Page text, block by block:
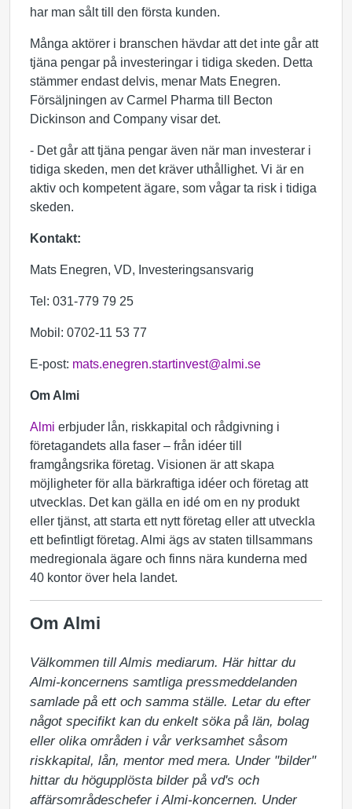
har man sålt till den första kunden.
Många aktörer i branschen hävdar att det inte går att
tjäna pengar på investeringar i tidiga skeden. Detta
stämmer endast delvis, menar Mats Enegren.
Försäljningen av Carmel Pharma till Becton
Dickinson and Company visar det.
- Det går att tjäna pengar även när man investerar i
tidiga skeden, men det kräver uthållighet. Vi är en
aktiv och kompetent ägare, som vågar ta risk i tidiga
skeden.
Kontakt:
Mats Enegren, VD, Investeringsansvarig
Tel: 031-779 79 25
Mobil: 0702-11 53 77
E-post: mats.enegren.startinvest@almi.se
Om Almi
Almi erbjuder lån, riskkapital och rådgivning i
företagandets alla faser – från idéer till
framgångsrika företag. Visionen är att skapa
möjligheter för alla bärkraftiga idéer och företag att
utvecklas. Det kan gälla en idé om en ny produkt
eller tjänst, att starta ett nytt företag eller att utveckla
ett befintligt företag. Almi ägs av staten tillsammans
medregionala ägare och finns nära kunderna med
40 kontor över hela landet.
Om Almi
Välkommen till Almis mediarum. Här hittar du
Almi-koncernens samtliga pressmeddelanden
samlade på ett och samma ställe. Letar du efter
något specifikt kan du enkelt söka på län, bolag
eller olika områden i vår verksamhet såsom
riskkapital, lån, mentor med mera. Under "bilder"
hittar du högupplösta bilder på vd's och
affärsområdeschefer i Almi-koncernen. Under